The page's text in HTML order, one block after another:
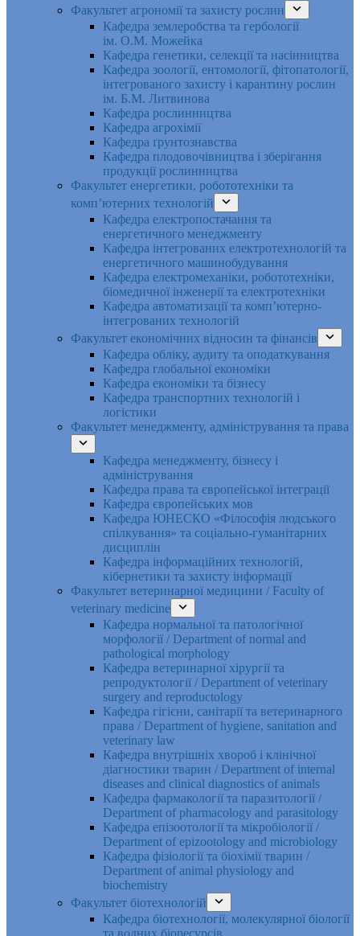
Факультет агрономії та захисту рослин
Кафедра землеробства та гербології
ім. О.М. Можейка
Кафедра генетики, селекції та насінництва
Кафедра зоології, ентомології, фітопатології,
інтегрованого захисту і карантину рослин
ім. Б.М. Литвинова
Кафедра рослинництва
Кафедра агрохімії
Кафедра ґрунтознавства
Кафедра плодовочівництва і зберігання
продукції рослинництва
Факультет енергетики, робототехніки та
комп’ютерних технологій
Кафедра електропостачання та
енергетичного менеджменту
Кафедра інтегрованих електротехнологій та
енергетичного машинобудування
Кафедра електромеханіки, робототехніки,
біомедичної інженерії та електротехніки
Кафедра автоматизації та комп’ютерно-
інтегрованих технологій
Факультет економічних відносин та фінансів
Кафедра обліку, аудиту та оподаткування
Кафедра глобальної економіки
Кафедра економіки та бізнесу
Кафедра транспортних технологій і
логістики
Факультет менеджменту, адміністрування та права
Кафедра менеджменту, бізнесу і
адміністрування
Кафедра права та європейської інтеграції
Кафедра європейських мов
Кафедра ЮНЕСКО «Філософія людського
спілкування» та соціально-гуманітарних
дисциплін
Кафедра інформаційних технологій,
кібернетики та захисту інформації
Факультет ветеринарної медицини / Faculty of
veterinary medicine
Кафедра нормальної та патологічної
морфології / Department of normal and
pathological morphology
Кафедра ветеринарної хірургії та
репродуктології / Department of veterinary
surgery and reproductology
Кафедра гігієни, санітарії та ветеринарного
права / Department of hygiene, sanitation and
veterinary law
Кафедра внутрішніх хвороб і клінічної
діагностики тварин / Department of internal
diseases and clinical diagnostics of animals
Кафедра фармакології та паразитології /
Department of pharmacology and parasitology
Кафедра епізоотології та мікробіології /
Department of epizootology and microbiology
Кафедра фізіології та біохімії тварин /
Department of animal physiology and
biochemistry
Факультет біотехнологій
Кафедра біотехнології, молекулярної біології
та водних біоресурсів